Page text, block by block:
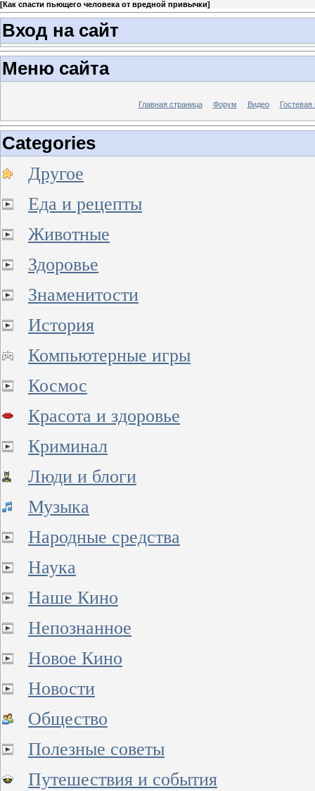
[Как спасти пьющего человека от вредной привычки]
Вход на сайт
Меню сайта
Главная страница Форум Видео Гостевая
Categories
Другое
Еда и рецепты
Животные
Здоровье
Знаменитости
История
Компьютерные игры
Космос
Красота и здоровье
Криминал
Люди и блоги
Музыка
Народные средства
Наука
Наше Кино
Непознанное
Новое Кино
Новости
Общество
Полезные советы
Путешествия и события